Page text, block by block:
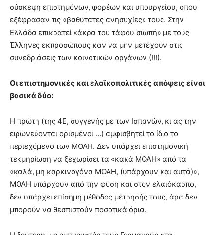
σύσκεψη επιστημόνων, φορέων και υπουργείου, όπου
εξέφρασαν τις «βαθύτατες ανησυχίες» τους. Στην
Ελλάδα επικρατεί «άκρα του τάφου σιωπή» με τους
Έλληνες εκπροσώπους καν να μην μετέχουν στις
συνεδριάσεις των κοινοτικών οργάνων (!!!).
Οι επιστημονικές και ελαϊκοπολιτικές απόψεις είναι
βασικά δύο:
Η πρώτη (της 4Ε, συγγενής με των Ισπανών, κι ας την
ειρωνεύονται ορισμένοι …) αμφισβητεί το ίδιο το
περιεχόμενο των ΜΟΑΗ. Δεν υπάρχει επιστημονική
τεκμηρίωση να ξεχωρίσει τα «κακά ΜΟΑΗ» από τα
«καλά, μη καρκινογόνα ΜΟΑΗ, (υπάρχουν και αυτά)»,
ΜΟΑΗ υπάρχουν από την φύση και στον ελαιόκαρπο,
δεν υπάρχει επίσημη μέθοδος μέτρησής τους, άρα δεν
μπορούν να θεσπιστούν ποσοτικά όρια.